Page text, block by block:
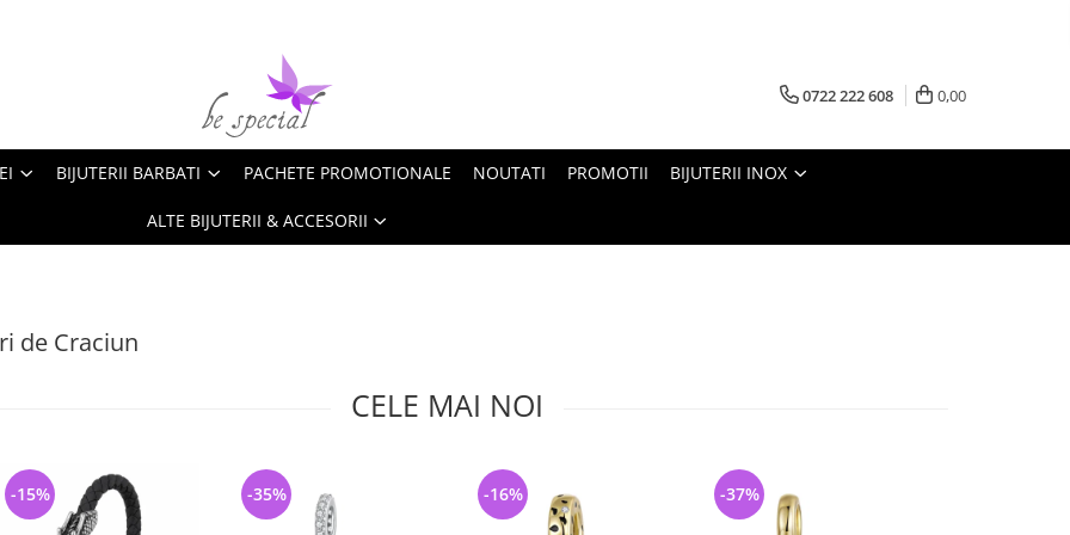
0722 222 608 0,00
BIJUTERII BARBATI PACHETE PROMOTIONALE NOUTATI PROMOTII BIJUTERII INOX
ALTE BIJUTERII & ACCESORII
de Craciun
CELE MAI NOI
-15% -35% -16% -37%